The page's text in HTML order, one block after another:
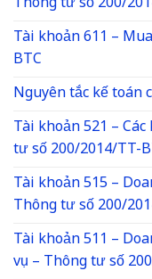
Tài khoản 611 –
BTC
Nguyên tắc kế toán
Tài khoản 521 –
tư số 200/2014/TT-
Tài khoản 515 –
Thông tư số 200/
Tài khoản 511 –
vụ – Thông tư số